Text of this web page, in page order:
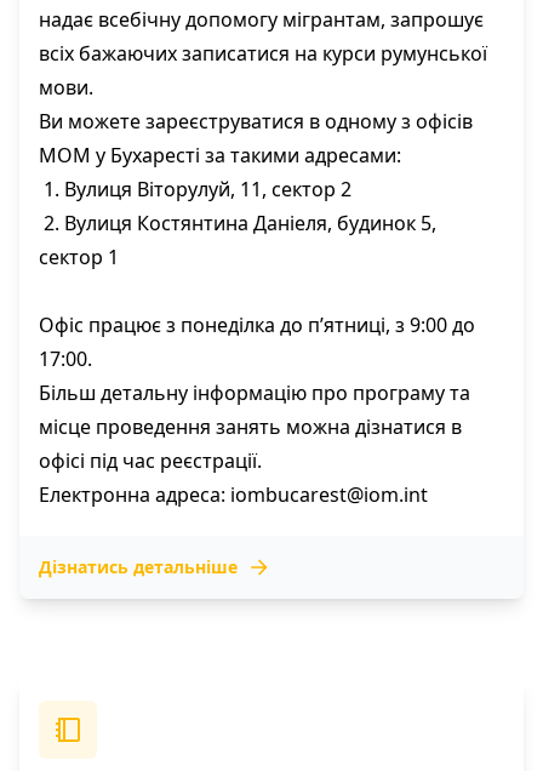
надає всебічну допомогу мігрантам, запрошує
всіх бажаючих записатися на курси румунської
мови.
Ви можете зареєструватися в одному з офісів
МОМ у Бухаресті за такими адресами:
1. Вулиця Віторулуй, 11, сектор 2
2. Вулиця Костянтина Даніеля, будинок 5,
сектор 1
Офіс працює з понеділка до п’ятниці, з 9:00 до
17:00.
Більш детальну інформацію про програму та
місце проведення занять можна дізнатися в
офісі під час реєстрації.
Електронна адреса: iombucarest@iom.int
Дізнатись детальніше